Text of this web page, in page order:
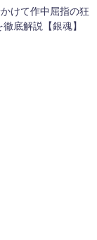
けて作中屈指の狂
底解説【銀魂】